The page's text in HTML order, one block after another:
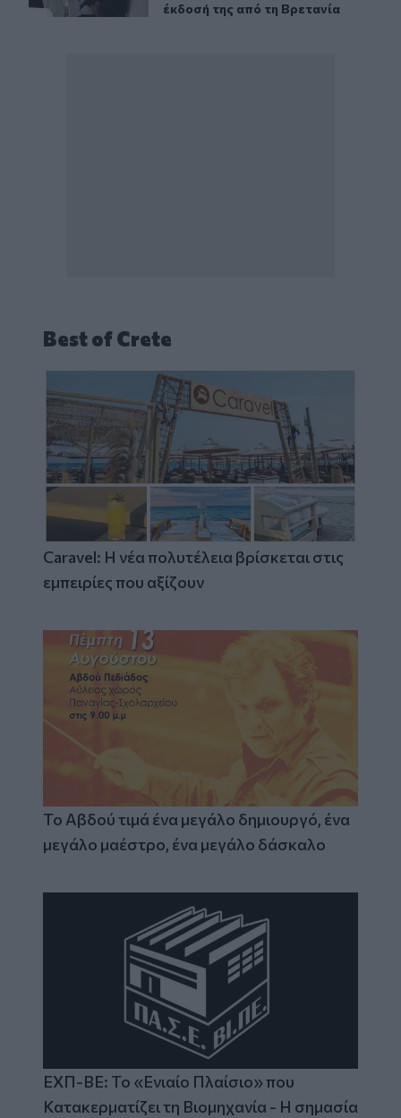
έκδοσή της από τη Βρετανία
Best of Crete
Caravel: Η νέα πολυτέλεια βρίσκεται στις
εμπειρίες που αξίζουν
Το Αβδού τιμά ένα μεγάλο δημιουργό, ένα
μεγάλο μαέστρο, ένα μεγάλο δάσκαλο
ΕΧΠ-ΒΕ: Το «Ενιαίο Πλαίσιο» που
Κατακερματίζει τη Βιομηχανία - Η σημασία